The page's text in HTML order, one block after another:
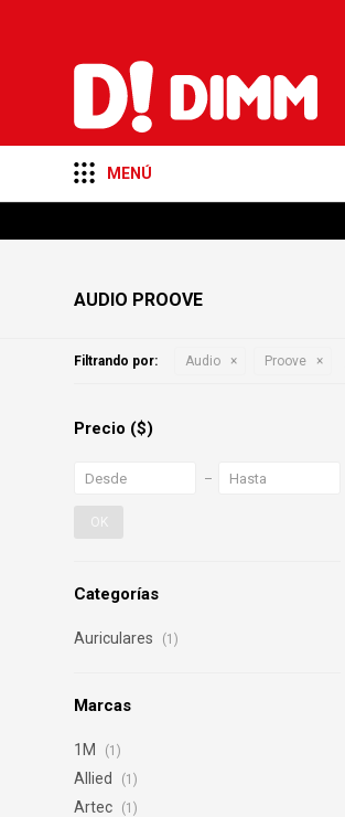
MENÚ
AUDIO PROOVE
Filtrando por: Audio Proove
Categorías
Auriculares (1)
Marcas
1M (1)
Allied (1)
Artec (1)
Precio ($)
OK